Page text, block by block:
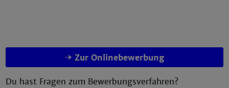
Zur Onlinebewerbung
Du hast Fragen zum Bewerbungsverfahren?